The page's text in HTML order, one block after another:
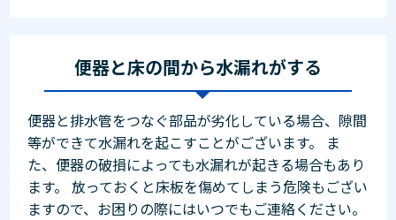
便器と床の間から水漏れがする
便器と排水管をつなぐ部品が劣化している場合、隙間
等ができて水漏れを起こすことがございます。 ま
た、便器の破損によっても水漏れが起きる場合もあり
ます。 放っておくと床板を傷めてしまう危険もござい
ますので、お困りの際にはいつでもご連絡ください。